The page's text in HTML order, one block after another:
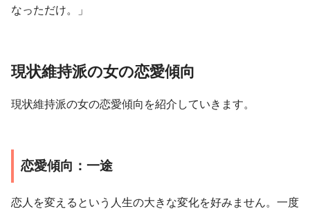
なっただけ。」
現状維持派の女の恋愛傾向
現状維持派の女の恋愛傾向を紹介していきます。
恋愛傾向：一途
恋人を変えるという人生の大きな変化を好みません。一度